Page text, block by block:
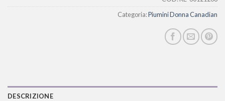
Categoria:Piumini Donna Canadian
DESCRIZIONE